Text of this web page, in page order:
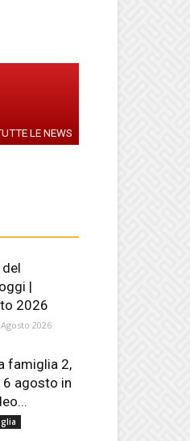
LE NEWS
|
2026
2026
famiglia 2,
6 agosto in